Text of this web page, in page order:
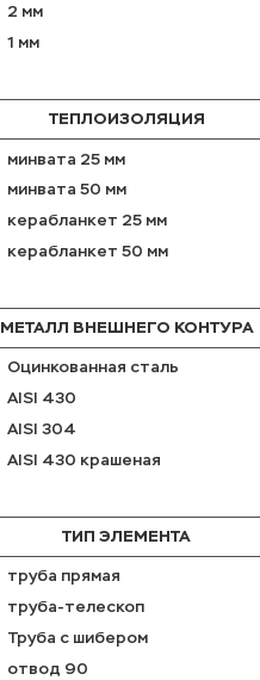
2 мм
1 мм
ТЕПЛОИЗОЛЯЦИЯ
минвата 25 мм
минвата 50 мм
керабланкет 25 мм
керабланкет 50 мм
МЕТАЛЛ ВНЕШНЕГО КОНТУРА
Оцинкованная сталь
AISI 430
AISI 304
AISI 430 крашеная
ТИП ЭЛЕМЕНТА
труба прямая
труба-телескоп
Труба с шибером
отвод 90